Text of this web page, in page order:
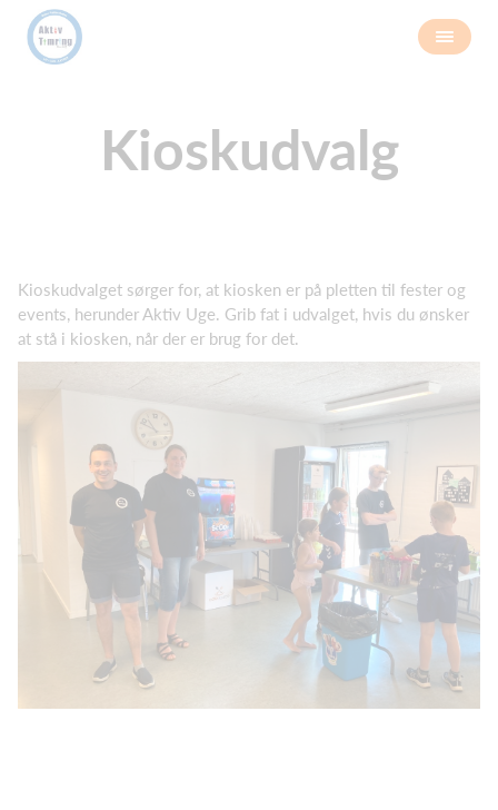
Kioskudvalg
Kioskudvalget sørger for, at kiosken er på pletten til fester og
events, herunder Aktiv Uge. Grib fat i udvalget, hvis du ønsker
at stå i kiosken, når der er brug for det.